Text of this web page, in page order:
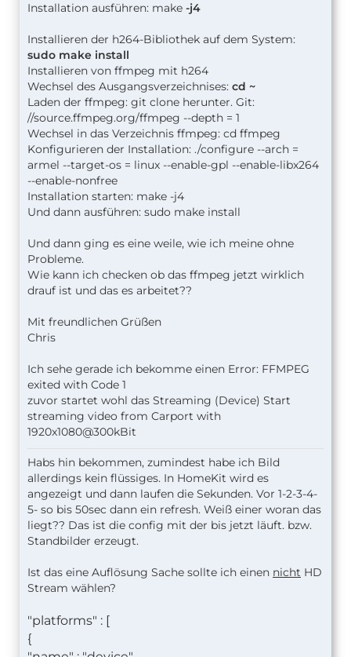
Installation ausführen: make -j4
Installieren der h264-Bibliothek auf dem System:
sudo make install
Installieren von ffmpeg mit h264
Wechsel des Ausgangsverzeichnises: cd ~
Laden der ffmpeg: git clone herunter. Git:
//source.ffmpeg.org/ffmpeg --depth = 1
Wechsel in das Verzeichnis ffmpeg: cd ffmpeg
Konfigurieren der Installation: ./configure --arch =
armel --target-os = linux --enable-gpl --enable-libx264
--enable-nonfree
Installation starten: make -j4
Und dann ausführen: sudo make install
Und dann ging es eine weile, wie ich meine ohne
Probleme.
Wie kann ich checken ob das ffmpeg jetzt wirklich
drauf ist und das es arbeitet??
Mit freundlichen Grüßen
Chris
Ich sehe gerade ich bekomme einen Error: FFMPEG
exited with Code 1
zuvor startet wohl das Streaming (Device) Start
streaming video from Carport with
1920x1080@300kBit
Habs hin bekommen, zumindest habe ich Bild
allerdings kein flüssiges. In HomeKit wird es
angezeigt und dann laufen die Sekunden. Vor 1-2-3-4-
5- so bis 50sec dann ein refresh. Weiß einer woran das
liegt?? Das ist die config mit der bis jetzt läuft. bzw.
Standbilder erzeugt.
Ist das eine Auflösung Sache sollte ich einen nicht HD
Stream wählen?
"platforms" : [
{